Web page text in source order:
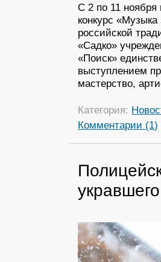
С 2 по 11
конкурс
российской
«Садко»
«Поиск»
выступлением
мастерство,
Категория:
Комментарии (1)